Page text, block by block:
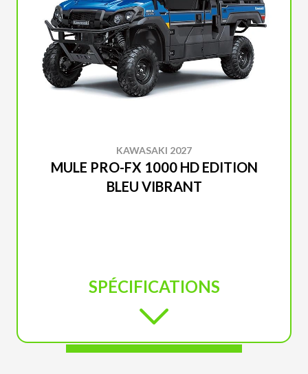
KAWASAKI 2027
MULE PRO-FX 1000 HD EDITION
BLEU VIBRANT
SPÉCIFICATIONS